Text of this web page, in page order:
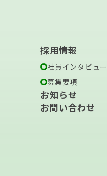
採用情報
社員インタビュー
募集要項
お知らせ
お問い合わせ